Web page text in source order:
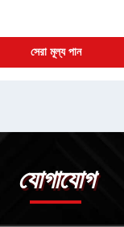
সেরা মূল্য পান
যোগাযোগ